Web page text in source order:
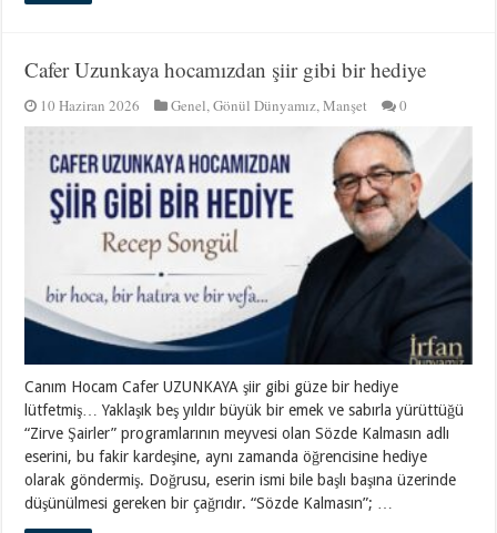
Cafer Uzunkaya hocamızdan şiir gibi bir hediye
10 Haziran 2026 Genel,Gönül Dünyamız,Manşet 0
Canım Hocam Cafer UZUNKAYA şiir gibi güze bir hediye
lütfetmiş… Yaklaşık beş yıldır büyük bir emek ve sabırla yürüttüğü
“Zirve Şairler” programlarının meyvesi olan Sözde Kalmasın adlı
eserini, bu fakir kardeşine, aynı zamanda öğrencisine hediye
olarak göndermiş. Doğrusu, eserin ismi bile başlı başına üzerinde
düşünülmesi gereken bir çağrıdır. “Sözde Kalmasın”; …